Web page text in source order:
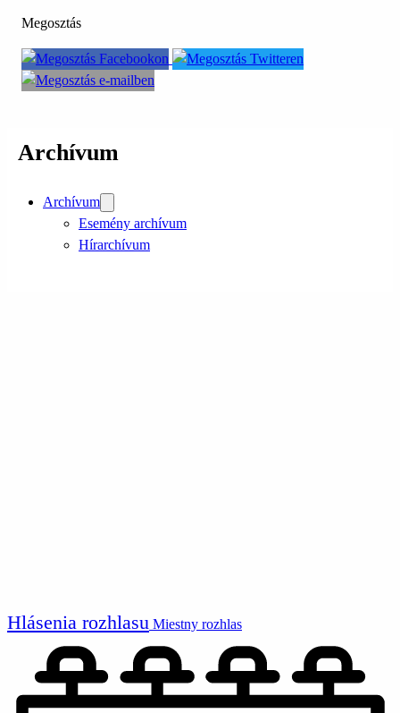
Megosztás
Archívum
Archívum
Esemény archívum
Hírarchívum
Hlásenia rozhlasu Miestny rozhlas